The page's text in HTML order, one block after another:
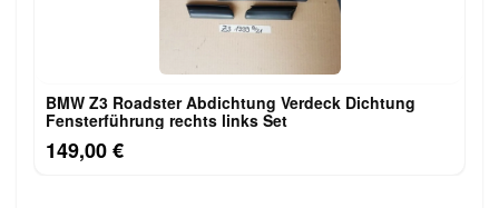
BMW Z3 Roadster Abdichtung Verdeck Dichtung
Fensterführung rechts links Set
149,00 €